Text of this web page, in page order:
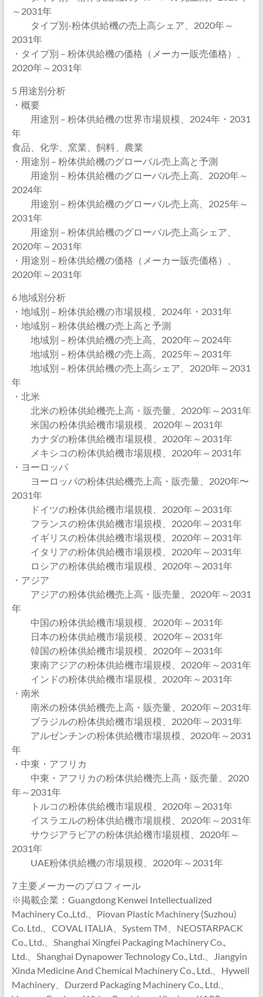
～2031年
タイプ別-粉体供給機の売上高シェア、2020年～
2031年
・タイプ別 – 粉体供給機の価格（メーカー販売価格）、
2020年～2031年
5 用途別分析
・概要
用途別 – 粉体供給機の世界市場規模、2024年・2031
年
食品、化学、窯業、飼料、農業
・用途別 – 粉体供給機のグローバル売上高と予測
用途別 – 粉体供給機のグローバル売上高、2020年～
2024年
用途別 – 粉体供給機のグローバル売上高、2025年～
2031年
用途別 – 粉体供給機のグローバル売上高シェア、
2020年～2031年
・用途別 – 粉体供給機の価格（メーカー販売価格）、
2020年～2031年
6 地域別分析
・地域別 – 粉体供給機の市場規模、2024年・2031年
・地域別 – 粉体供給機の売上高と予測
地域別 – 粉体供給機の売上高、2020年～2024年
地域別 – 粉体供給機の売上高、2025年～2031年
地域別 – 粉体供給機の売上高シェア、2020年～2031
年
・北米
北米の粉体供給機売上高・販売量、2020年～2031年
米国の粉体供給機市場規模、2020年～2031年
カナダの粉体供給機市場規模、2020年～2031年
メキシコの粉体供給機市場規模、2020年～2031年
・ヨーロッパ
ヨーロッパの粉体供給機売上高・販売量、2020年〜
2031年
ドイツの粉体供給機市場規模、2020年～2031年
フランスの粉体供給機市場規模、2020年～2031年
イギリスの粉体供給機市場規模、2020年～2031年
イタリアの粉体供給機市場規模、2020年～2031年
ロシアの粉体供給機市場規模、2020年～2031年
・アジア
アジアの粉体供給機売上高・販売量、2020年～2031
年
中国の粉体供給機市場規模、2020年～2031年
日本の粉体供給機市場規模、2020年～2031年
韓国の粉体供給機市場規模、2020年～2031年
東南アジアの粉体供給機市場規模、2020年～2031年
インドの粉体供給機市場規模、2020年～2031年
・南米
南米の粉体供給機売上高・販売量、2020年～2031年
ブラジルの粉体供給機市場規模、2020年～2031年
アルゼンチンの粉体供給機市場規模、2020年～2031
年
・中東・アフリカ
中東・アフリカの粉体供給機売上高・販売量、2020
年～2031年
トルコの粉体供給機市場規模、2020年～2031年
イスラエルの粉体供給機市場規模、2020年～2031年
サウジアラビアの粉体供給機市場規模、2020年～
2031年
UAE粉体供給機の市場規模、2020年～2031年
7 主要メーカーのプロフィール
※掲載企業：Guangdong Kenwei Intellectualized
Machinery Co.,Ltd.、Piovan Plastic Machinery (Suzhou)
Co. Ltd.、COVAL ITALIA、System TM、NEOSTARPACK
Co., Ltd.、Shanghai Xingfei Packaging Machinery Co.,
Ltd.、Shanghai Dynapower Technology Co., Ltd.、Jiangyin
Xinda Medicine And Chemical Machinery Co., Ltd.、Hywell
Machinery、Durzerd Packaging Machinery Co., Ltd.、